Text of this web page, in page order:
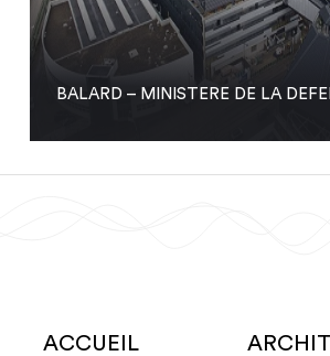
BALARD – MINISTERE DE LA
ACCUEIL